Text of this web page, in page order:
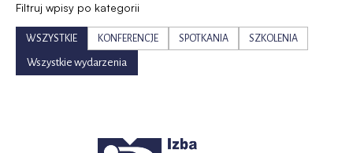
Filtruj wpisy po kategorii
WSZYSTKIE KONFERENCJE SPOTKANIA SZKOLENIA
Wszystkie wydarzenia